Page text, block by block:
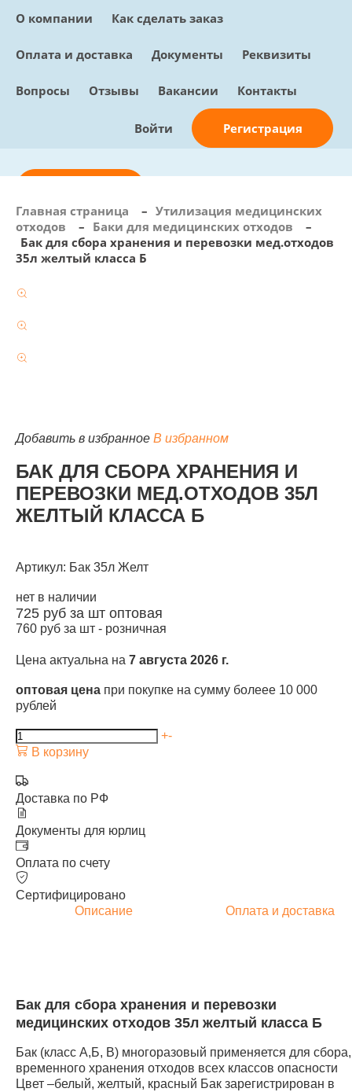
О компании Как сделать заказ
Оплата и доставка Документы Реквизиты
Вопросы Отзывы Вакансии Контакты
Войти Регистрация
info@sunmed.ru
Пн – Пт: с 10:00 - 18:00
Главная страница – Утилизация медицинских
отходов
– Баки для медицинских отходов
–
Бак для сбора хранения и перевозки мед.отходов
35л желтый класса Б
Добавить в избранное В избранном
БАК ДЛЯ СБОРА ХРАНЕНИЯ И
ПЕРЕВОЗКИ МЕД.ОТХОДОВ 35Л
ЖЕЛТЫЙ КЛАССА Б
Артикул: Бак 35л Желт
нет в наличии
725 руб за шт оптовая
760 руб за шт - розничная
Цена актуальна на 7 августа 2026 г.
оптовая цена при покупке на сумму болеее 10 000
рублей
+-
В корзину
Доставка по РФ
Документы для юрлиц
Оплата по счету
Сертифицировано
Описание
Оплата и доставка
Бак для сбора хранения и перевозки
медицинских отходов 35л желтый класса Б
Бак (класс А,Б, В) многоразовый применяется для
временного хранения отходов всех классов опасности
Цвет –белый, желтый, красный Бак зарегистрирован в